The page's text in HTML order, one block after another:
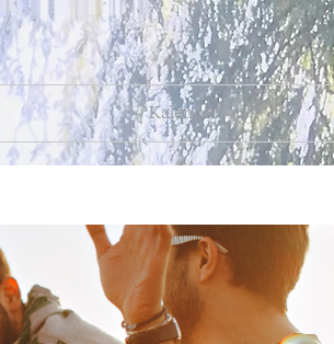
Kalender